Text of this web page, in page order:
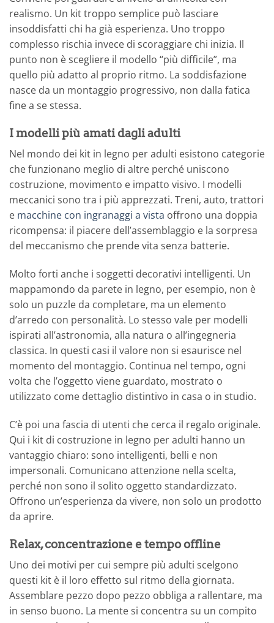
realismo. Un kit troppo semplice può lasciare
insoddisfatti chi ha già esperienza. Uno troppo
complesso rischia invece di scoraggiare chi inizia. Il
punto non è scegliere il modello “più difficile”, ma
quello più adatto al proprio ritmo. La soddisfazione
nasce da un montaggio progressivo, non dalla fatica
fine a se stessa.
I modelli più amati dagli adulti
Nel mondo dei kit in legno per adulti esistono categorie
che funzionano meglio di altre perché uniscono
costruzione, movimento e impatto visivo. I modelli
meccanici sono tra i più apprezzati. Treni, auto, trattori
e macchine con ingranaggi a vista offrono una doppia
ricompensa: il piacere dell’assemblaggio e la sorpresa
del meccanismo che prende vita senza batterie.
Molto forti anche i soggetti decorativi intelligenti. Un
mappamondo da parete in legno, per esempio, non è
solo un puzzle da completare, ma un elemento
d’arredo con personalità. Lo stesso vale per modelli
ispirati all’astronomia, alla natura o all’ingegneria
classica. In questi casi il valore non si esaurisce nel
momento del montaggio. Continua nel tempo, ogni
volta che l’oggetto viene guardato, mostrato o
utilizzato come dettaglio distintivo in casa o in studio.
C’è poi una fascia di utenti che cerca il regalo originale.
Qui i kit di costruzione in legno per adulti hanno un
vantaggio chiaro: sono intelligenti, belli e non
impersonali. Comunicano attenzione nella scelta,
perché non sono il solito oggetto standardizzato.
Offrono un’esperienza da vivere, non solo un prodotto
da aprire.
Relax, concentrazione e tempo offline
Uno dei motivi per cui sempre più adulti scelgono
questi kit è il loro effetto sul ritmo della giornata.
Assemblare pezzo dopo pezzo obbliga a rallentare, ma
in senso buono. La mente si concentra su un compito